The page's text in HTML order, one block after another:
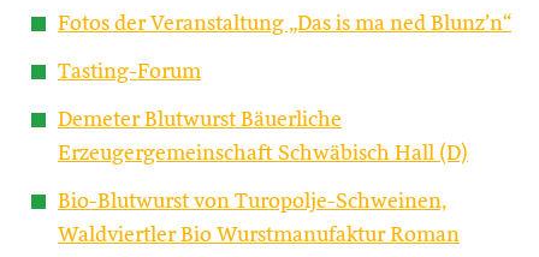
Fotos der Veranstaltung „Das is ma ned Blunz’n“
Tasting-Forum
Demeter Blutwurst Bäuerliche
Erzeugergemeinschaft Schwäbisch Hall (D)
Bio-Blutwurst von Turopolje-Schweinen,
Waldviertler Bio Wurstmanufaktur Roman